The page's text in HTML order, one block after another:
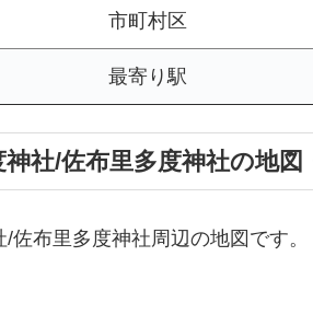
市町村区
最寄り駅
神社/佐布里多度神社の地図
/佐布里多度神社周辺の地図です。